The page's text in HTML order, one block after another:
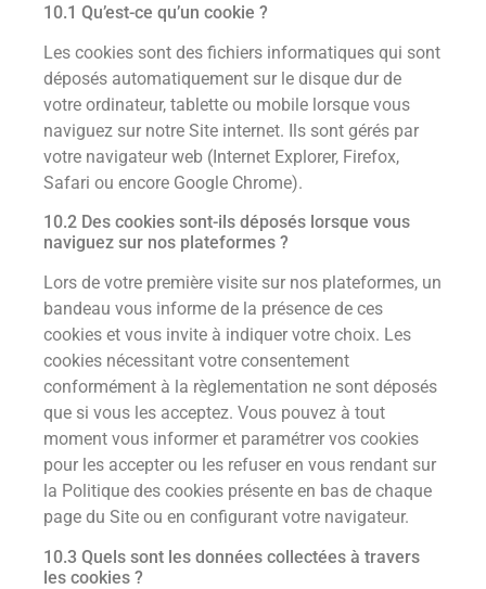
10.1 Qu’est-ce qu’un cookie ?
Les cookies sont des fichiers informatiques qui sont
déposés automatiquement sur le disque dur de
votre ordinateur, tablette ou mobile lorsque vous
naviguez sur notre Site internet. Ils sont gérés par
votre navigateur web (Internet Explorer, Firefox,
Safari ou encore Google Chrome).
10.2 Des cookies sont-ils déposés lorsque vous
naviguez sur nos plateformes ?
Lors de votre première visite sur nos plateformes, un
bandeau vous informe de la présence de ces
cookies et vous invite à indiquer votre choix. Les
cookies nécessitant votre consentement
conformément à la règlementation ne sont déposés
que si vous les acceptez. Vous pouvez à tout
moment vous informer et paramétrer vos cookies
pour les accepter ou les refuser en vous rendant sur
la Politique des cookies présente en bas de chaque
page du Site ou en configurant votre navigateur.
10.3 Quels sont les données collectées à travers
les cookies ?